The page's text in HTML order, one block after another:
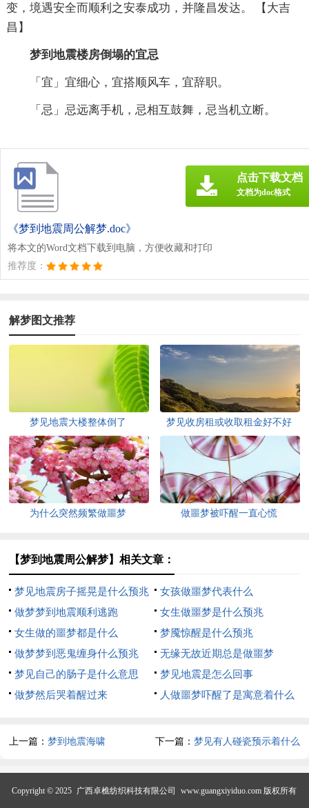
变，境遇安全而顺利之安泰成功，并隆昌发达。 【大吉
昌】
梦到地震楼房倒塌的宜忌
「宜」宜细心，宜搭顺风车，宜辞职。
「忌」忌远离手机，忌相互鼓舞，忌当机立断。
《梦到地震周公解梦.doc》
将本文的Word文档下载到电脑，方便收藏和打印
推荐度：
点击下载文档
文档为doc格式
解梦图文推荐
梦见地震大楼整体倒了 梦见收房租或收取租金好不好
为什么突然频繁做噩梦 做噩梦被吓醒一直心慌
【梦到地震周公解梦】相关文章：
梦见地震房子摇晃是什么预兆
女孩做噩梦代表什么
做梦梦到地震顺利逃跑
女生做噩梦是什么预兆
女生做的噩梦都是什么
梦魇惊醒是什么预兆
做梦梦到恶鬼缠身什么预兆
无缘无故近期总是做噩梦
梦见自己的肠子是什么意思
梦见地震是怎么回事
做梦然后哭着醒过来
人做噩梦吓醒了是寓意着什么
上一篇：梦到地震海啸 下一篇： 梦见有人碰瓷预示着什么
Copyright © 2025 广西卓樵纺织科技有限公司 www.guangxiyiduo.com 版权所有